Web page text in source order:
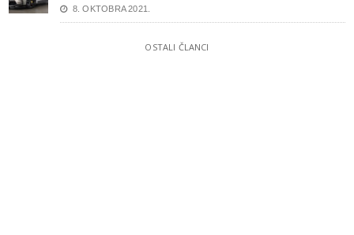
8. OKTOBRA 2021.
OSTALI ČLANCI